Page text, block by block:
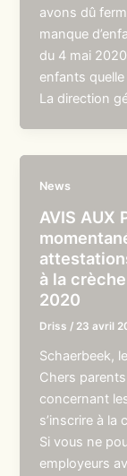
avons dû
manque
du 4 mai
enfants
La direction
News
AVIS AUX
à la
2020
Driss / 23 avril
Schaerbeek,
Chers
concernant
s’inscrire à la
Si vous ne
employeurs